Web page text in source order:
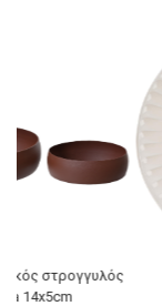
στρογγυλός
14x5cm